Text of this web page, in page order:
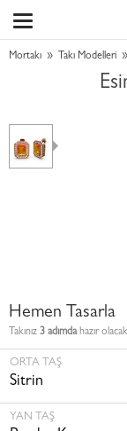
Mortakı » Takı Modelleri »
Hemen Tasarla
Takınız 3 adımdahazır
ORTA TAŞ
Sitrin
YAN TAŞ